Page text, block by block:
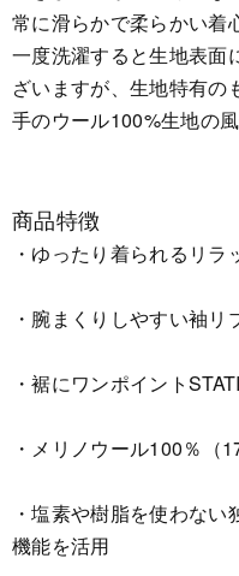
常に滑らかで柔らかい着
一度洗濯すると生地表面
ざいますが、生地特有の
手のウール100%生地の
商品特徴
・ゆったり着られるリラ
・腕まくりしやすい袖リ
・裾にワンポイント
・メリノウール100％（
・塩素や樹脂を使わな
機能を活用